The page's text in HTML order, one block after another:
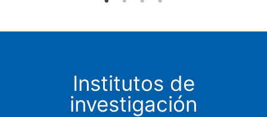
Institutos de
investigación